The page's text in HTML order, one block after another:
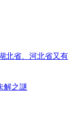
北省、河北省又有
解之謎